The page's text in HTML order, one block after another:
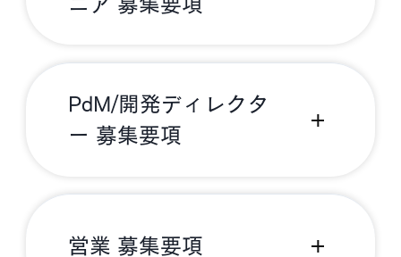
PdM/開発ディレクタ
ー 募集要項
営業 募集要項